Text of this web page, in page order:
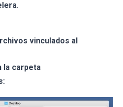
.
vinculados al
la carpeta